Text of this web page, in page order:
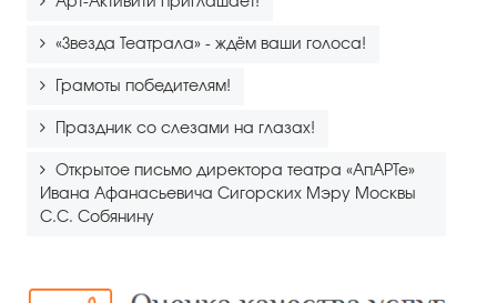
«Звезда Театрала» - ждём ваши голоса!
Грамоты победителям!
Праздник со слезами на глазах!
Открытое письмо директора театра «АпАРТе»
Ивана Афанасьевича Сигорских Мэру Москвы
С.С. Собянину